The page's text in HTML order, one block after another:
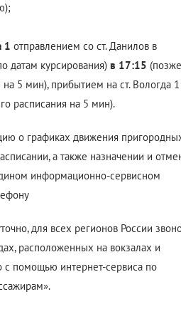
1 отправлением со ст. Данилов в
датам курсирования) в 17:15 (позже
5 мин), прибытием на ст. Вологда
расписания на 5 мин).
о графиках движения
а также назначении и
информационно-сервисном
телефону
для всех регионов России
расположенных на вокзалах и
помощью интернет-сервиса по